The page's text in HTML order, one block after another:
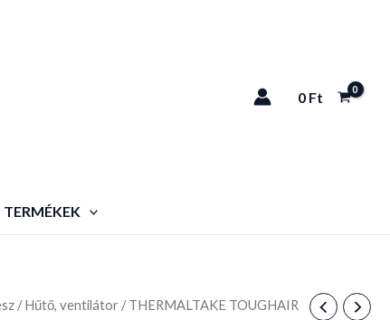
0 Ft
/Hűtő, ventilátor/ THERMALTAKE TOUGHAIR